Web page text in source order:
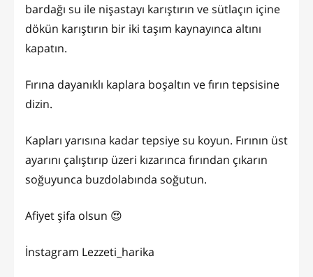
bardağı su ile nişastayı karıştırın ve sütlaçın içine
dökün karıştırın bir iki taşım kaynayınca altını
kapatın.
Fırına dayanıklı kaplara boşaltın ve fırın tepsisine
dizin.
Kapları yarısına kadar tepsiye su koyun. Fırının üst
ayarını çalıştırıp üzeri kızarınca fırından çıkarın
soğuyunca buzdolabında soğutun.
Afiyet şifa olsun 😍
İnstagram Lezzeti_harika